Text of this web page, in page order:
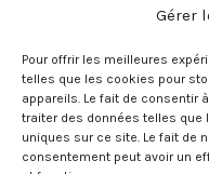
Gérer
Pour offrir les meilleures
telles que les cookies pour
appareils. Le fait de consentir
traiter des données telles que
uniques sur ce site. Le fait de
consentement peut avoir un
Totalement